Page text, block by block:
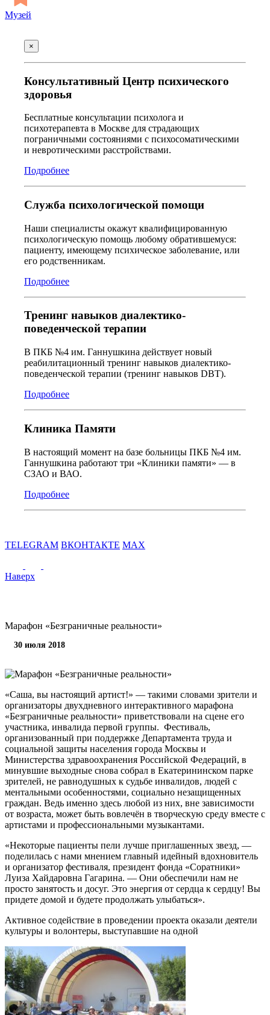
Музей
×
Консультативный Центр психического
здоровья
Бесплатные консультации психолога и
психотерапевта в Москве для страдающих
пограничными состояниями с психосоматическими
и невротическими расстройствами.
Подробнее
Служба психологической помощи
Наши специалисты окажут квалифицированную
психологическую помощь любому обратившемуся:
пациенту, имеющему психическое заболевание, или
его родственникам.
Подробнее
Тренинг навыков диалектико-
поведенческой терапии
В ПКБ №4 им. Ганнушкина действует новый
реабилитационный тренинг навыков диалектико-
поведенческой терапии (тренинг навыков DBT).
Подробнее
Клиника Памяти
В настоящий момент на базе больницы ПКБ №4 им.
Ганнушкина работают три «Клиники памяти» — в
СЗАО и ВАО.
Подробнее
TELEGRAM ВКОНТАКТЕ MAX
Наверх
Марафон «Безграничные реальности»
30 июля 2018
«Саша, вы настоящий артист!» — такими словами зрители и
организаторы двухдневного интерактивного марафона
«Безграничные реальности» приветствовали на сцене его
участника, инвалида первой группы. Фестиваль,
организованный при поддержке Департамента труда и
социальной защиты населения города Москвы и
Министерства здравоохранения Российской Федераций, в
минувшие выходные снова собрал в Екатерининском парке
зрителей, не равнодушных к судьбе инвалидов, людей с
ментальными особенностями, социально незащищенных
граждан. Ведь именно здесь любой из них, вне зависимости
от возраста, может быть вовлечён в творческую среду вместе с
артистами и профессиональными музыкантами.
«Некоторые пациенты пели лучше приглашенных звезд, —
поделилась с нами мнением главный идейный вдохновитель
и организатор фестиваля, президент фонда «Соратники»
Луиза Хайдаровна Гагарина. — Они обеспечили нам не
просто занятость и досуг. Это энергия от сердца к сердцу! Вы
придете домой и будете продолжать улыбаться».
Активное содействие в проведении проекта оказали деятели
культуры и волонтеры, выступавшие на одной